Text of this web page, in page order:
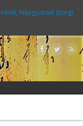
Hírek, feljegyzések (blog)